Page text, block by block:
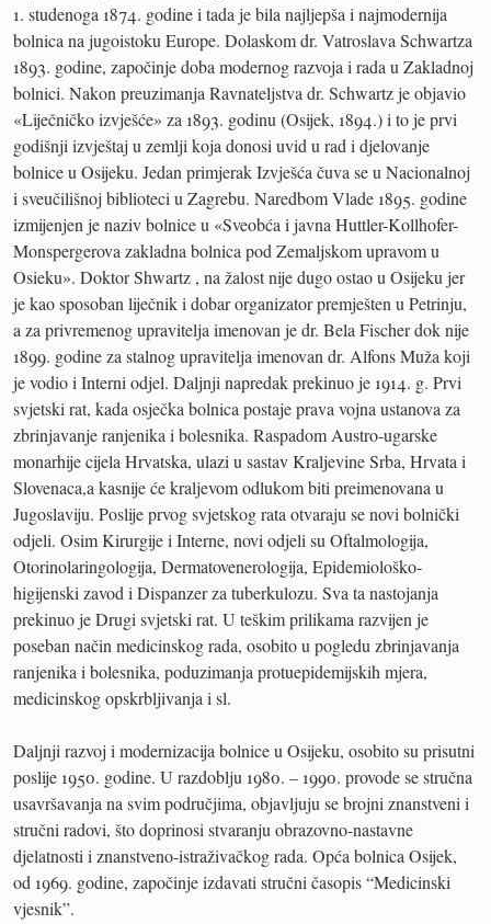
1. studenoga 1874. godine i tada je bila najljepša i najmodernija
bolnica na jugoistoku Europe. Dolaskom dr. Vatroslava Schwartza
1893. godine, započinje doba modernog razvoja i rada u Zakladnoj
bolnici. Nakon preuzimanja Ravnateljstva dr. Schwartz je objavio
«Liječničko izvješće» za 1893. godinu (Osijek, 1894.) i to je prvi
godišnji izvještaj u zemlji koja donosi uvid u rad i djelovanje
bolnice u Osijeku. Jedan primjerak Izvješća čuva se u Nacionalnoj
i sveučilišnoj biblioteci u Zagrebu. Naredbom Vlade 1895. godine
izmijenjen je naziv bolnice u «Sveobća i javna Huttler-Kollhofer-
Monspergerova zakladna bolnica pod Zemaljskom upravom u
Osieku». Doktor Shwartz , na žalost nije dugo ostao u Osijeku jer
je kao sposoban liječnik i dobar organizator premješten u Petrinju,
a za privremenog upravitelja imenovan je dr. Bela Fischer dok nije
1899. godine za stalnog upravitelja imenovan dr. Alfons Muža koji
je vodio i Interni odjel. Daljnji napredak prekinuo je 1914. g. Prvi
svjetski rat, kada osječka bolnica postaje prava vojna ustanova za
zbrinjavanje ranjenika i bolesnika. Raspadom Austro-ugarske
monarhije cijela Hrvatska, ulazi u sastav Kraljevine Srba, Hrvata i
Slovenaca,a kasnije će kraljevom odlukom biti preimenovana u
Jugoslaviju. Poslije prvog svjetskog rata otvaraju se novi bolnički
odjeli. Osim Kirurgije i Interne, novi odjeli su Oftalmologija,
Otorinolaringologija, Dermatovenerologija, Epidemiološko-
higijenski zavod i Dispanzer za tuberkulozu. Sva ta nastojanja
prekinuo je Drugi svjetski rat. U teškim prilikama razvijen je
poseban način medicinskog rada, osobito u pogledu zbrinjavanja
ranjenika i bolesnika, poduzimanja protuepidemijskih mjera,
medicinskog opskrbljivanja i sl.
Daljnji razvoj i modernizacija bolnice u Osijeku, osobito su prisutni
poslije 1950. godine. U razdoblju 1980. – 1990. provode se stručna
usavršavanja na svim područjima, objavljuju se brojni znanstveni i
stručni radovi, što doprinosi stvaranju obrazovno-nastavne
djelatnosti i znanstveno-istraživačkog rada. Opća bolnica Osijek,
od 1969. godine, započinje izdavati stručni časopis “Medicinski
vjesnik”.